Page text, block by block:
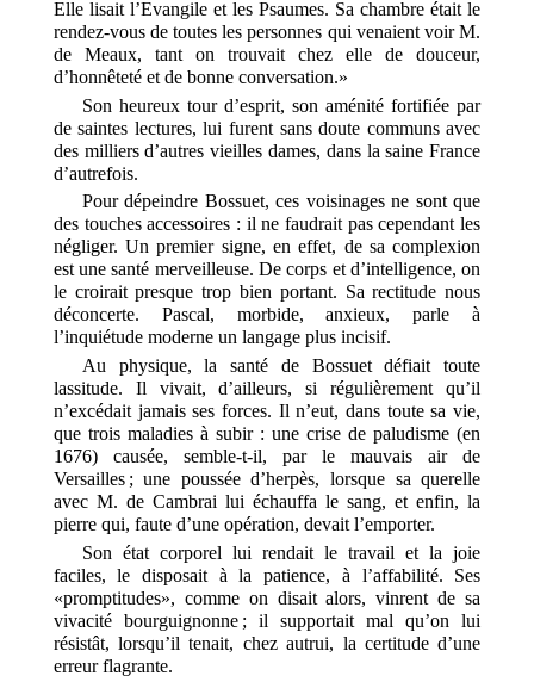
Elle lisait l’Evangile et les Psaumes. Sa chambre était le
rendez-vous de toutes les personnes qui venaient voir M.
de Meaux, tant on trouvait chez elle de douceur,
d’honnêteté et de bonne conversation.»
Son heureux tour d’esprit, son aménité fortifiée par
de saintes lectures, lui furent sans doute communs avec
des milliers d’autres vieilles dames, dans la saine France
d’autrefois.
Pour dépeindre Bossuet, ces voisinages ne sont que
des touches accessoires : il ne faudrait pas cependant les
négliger. Un premier signe, en effet, de sa complexion
est une santé merveilleuse. De corps et d’intelligence, on
le croirait presque trop bien portant. Sa rectitude nous
déconcerte. Pascal, morbide, anxieux, parle à
l’inquiétude moderne un langage plus incisif.
Au physique, la santé de Bossuet défiait toute
lassitude. Il vivait, d’ailleurs, si régulièrement qu’il
n’excédait jamais ses forces. Il n’eut, dans toute sa vie,
que trois maladies à subir : une crise de paludisme (en
1676) causée, semble-t-il, par le mauvais air de
Versailles ; une poussée d’herpès, lorsque sa querelle
avec M. de Cambrai lui échauffa le sang, et enfin, la
pierre qui, faute d’une opération, devait l’emporter.
Son état corporel lui rendait le travail et la joie
faciles, le disposait à la patience, à l’affabilité. Ses
«promptitudes», comme on disait alors, vinrent de sa
vivacité bourguignonne ; il supportait mal qu’on lui
résistât, lorsqu’il tenait, chez autrui, la certitude d’une
erreur flagrante.